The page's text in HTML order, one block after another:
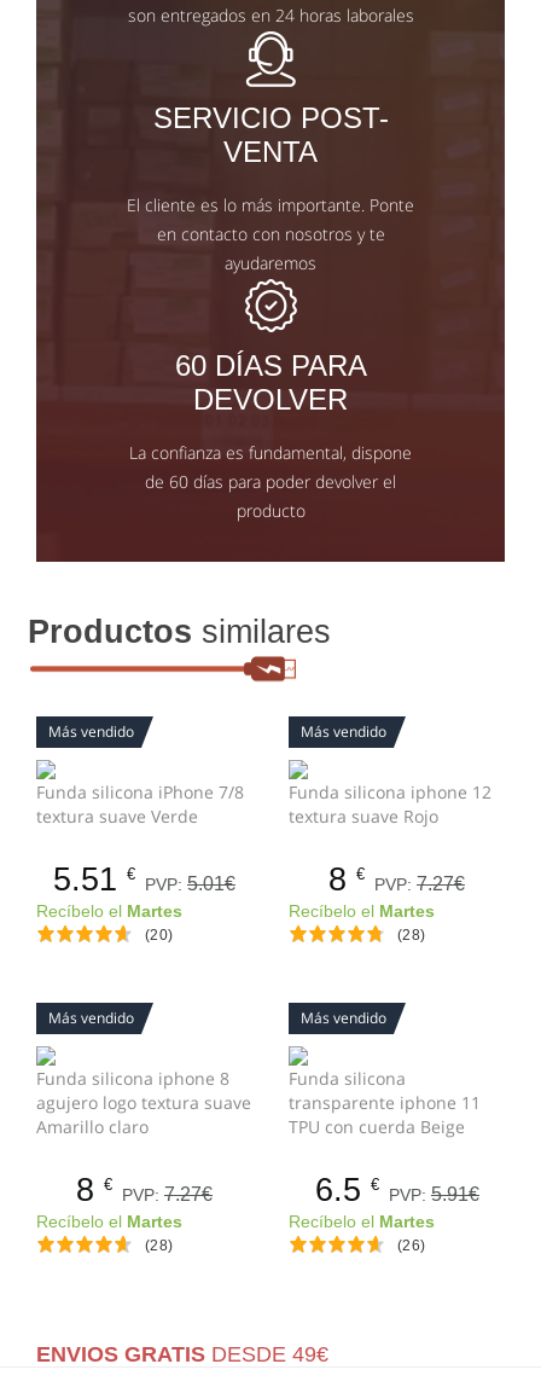
son entregados en 24 horas laborales
SERVICIO POST-
VENTA
El cliente es lo más importante. Ponte
en contacto con nosotros y te
ayudaremos
60 DÍAS PARA
DEVOLVER
La confianza es fundamental, dispone
de 60 días para poder devolver el
producto
Productos similares
Más vendido
Funda silicona iPhone 7/8
textura suave Verde
5.51 €
PVP: 5.01€
Recíbelo el Martes
(20)
Más vendido
Funda silicona iphone 12
textura suave Rojo
8 €
PVP: 7.27€
Recíbelo el Martes
(28)
Más vendido
Funda silicona iphone 8
agujero logo textura suave
Amarillo claro
8 €
PVP: 7.27€
Recíbelo el Martes
(28)
Más vendido
Funda silicona
transparente iphone 11
TPU con cuerda Beige
6.5 €
PVP: 5.91€
Recíbelo el Martes
(26)
ENVIOS GRATIS DESDE 49€